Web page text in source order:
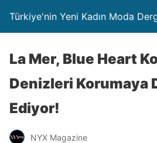
Türkiye'nin Yeni Kadın Moda
La Mer, Blue Heart
Denizleri Korumaya
Ediyor!
NYX Magazine